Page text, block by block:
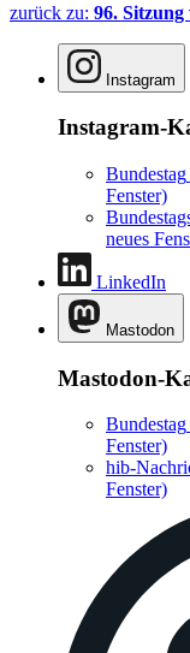
zurück zu: 96. Sitzung
Instagram
Instagram-
Bundestag
Fenster)
neues
LinkedIn
Mastodon
Mastodon-
Bundestag
Fenster)
hib-
Fenster)